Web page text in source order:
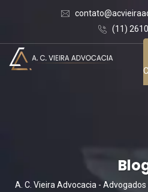
(11)
A. C. Vieira Advocacia -